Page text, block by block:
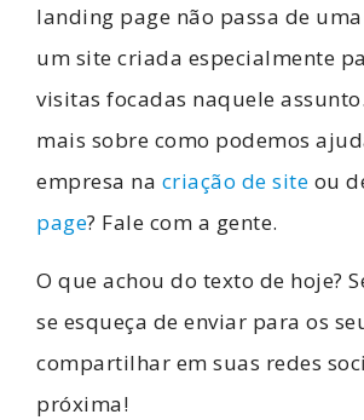
landing page não passa de
um site criada especialmente
visitas focadas naquele
mais sobre como podemos
empresa na criação de site ou
page? Fale com a gente.
O que achou do texto de hoje?
se esqueça de enviar para os
compartilhar em suas redes
próxima!